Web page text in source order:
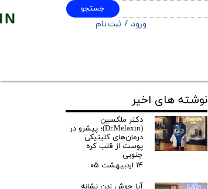
ورود / ثبت نام
خروج از حساب کاربری
جستجو
نوشته های اخیر
دکتر ملکسین
(Dr.Melaxin)؛ پیشرو در
درمان‌های کلینیکی
پوست از قلب کره
جنوبی ‌
۱۴ اردیبهشت ۰۵
آیا جوش زدن نشانه